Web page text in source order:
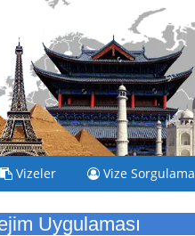
Vizeler Vize Sorgulama
Uygulaması